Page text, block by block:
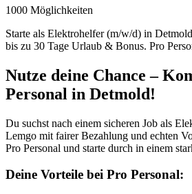
1000 Möglichkeiten
Starte als Elektrohelfer (m/w/d) in
bis zu 30 Tage Urlaub & Bonus. Pro
Nutze deine Chance –
Personal in Detmold!
Du suchst nach einem sicheren Job als
Lemgo mit fairer Bezahlung und echten
Pro Personal und starte durch in einem
Deine Vorteile bei Pro Personal: